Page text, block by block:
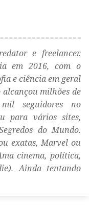
e freelancer.
em 2016, com o
e ciência em geral
milhões de
seguidores no
para vários sites,
do Mundo.
exatas, Marvel ou
cinema, política,
Ainda tentando